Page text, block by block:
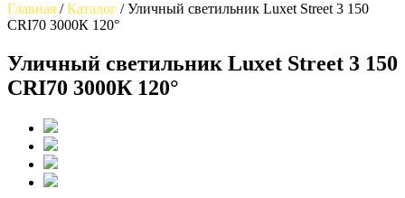
Главная /Каталог /Уличный светильник Luxet Street 3 150
CRI70 3000К 120°
Уличный светильник Luxet Street 3 150
CRI70 3000К 120°